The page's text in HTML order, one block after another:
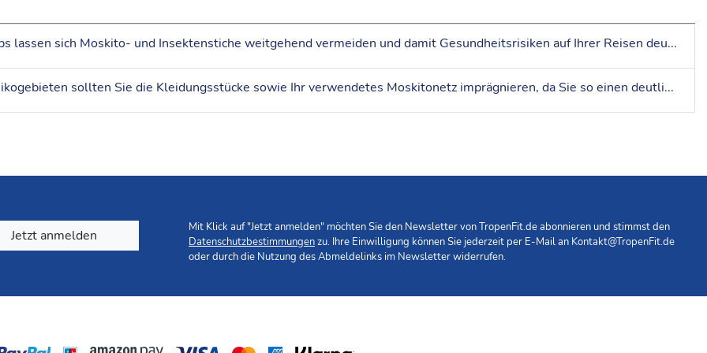
der Schutz mit Anti-Moskito-Mittel notwendig.
Kein Stich – keine Infektion! Mit ein paar einfachen Tipps lassen sich Moskito- und Insektenstiche weitgehend vermeiden und damit Gesundheitsrisiken auf Ihrer Reisen deutlich reduzieren. Lesen Sie hier alles wichtige zum Mückenschutz!
Insbesondere in Malaria-, Gelbfieber- und anderen Risikogebieten sollten Sie die Kleidungsstücke sowie Ihr verwendetes Moskitonetz imprägnieren, da Sie so einen deutlich besseren Schutz vor Moskitostichen erreichen
Jetzt anmelden
Mit Klick auf "Jetzt anmelden" möchten Sie den Newsletter von TropenFit.de abonnieren und stimmst den
Datenschutzbestimmungenzu. Ihre Einwilligung können Sie jederzeit per E-Mail an Kontakt@TropenFit.de
oder durch die Nutzung des Abmeldelinks im Newsletter widerrufen.